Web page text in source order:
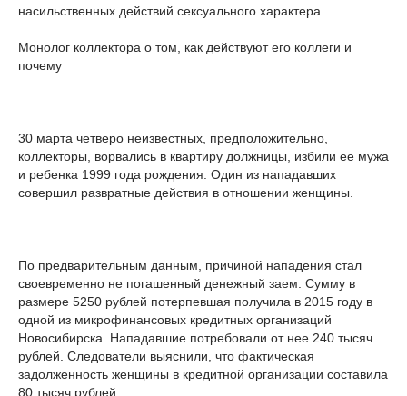
насильственных действий сексуального характера.
Монолог коллектора о том, как действуют его коллеги и
почему
30 марта четверо неизвестных, предположительно,
коллекторы, ворвались в квартиру должницы, избили ее мужа
и ребенка 1999 года рождения. Один из нападавших
совершил развратные действия в отношении женщины.
По предварительным данным, причиной нападения стал
своевременно не погашенный денежный заем. Сумму в
размере 5250 рублей потерпевшая получила в 2015 году в
одной из микрофинансовых кредитных организаций
Новосибирска. Нападавшие потребовали от нее 240 тысяч
рублей. Следователи выяснили, что фактическая
задолженность женщины в кредитной организации составила
80 тысяч рублей.